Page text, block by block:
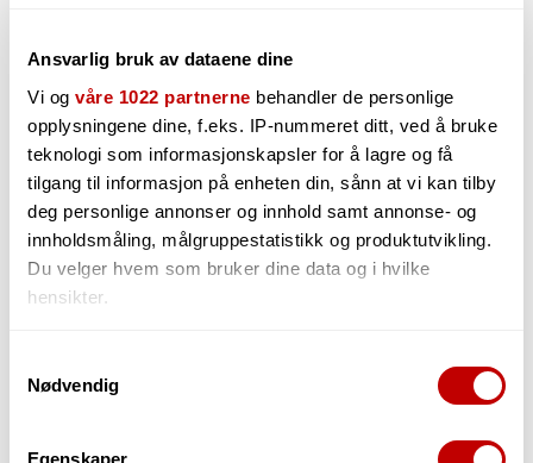
Ansvarlig bruk av dataene dine
Vi og våre 1022 partnerne behandler de personlige
opplysningene dine, f.eks. IP-nummeret ditt, ved å bruke
teknologi som informasjonskapsler for å lagre og få
tilgang til informasjon på enheten din, sånn at vi kan tilby
deg personlige annonser og innhold samt annonse- og
innholdsmåling, målgruppestatistikk og produktutvikling.
Du velger hvem som bruker dine data og i hvilke
hensikter.
Innhente informasjon om den geografiske
Nødvendig
Egenskaper
3 599,-